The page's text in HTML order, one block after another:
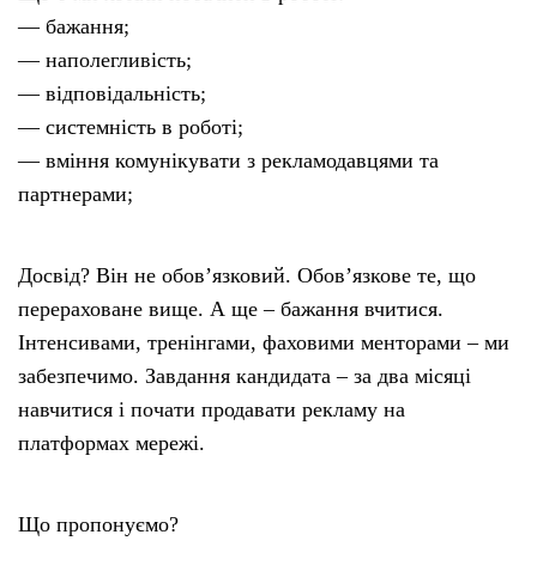
— бажання;
— наполегливість;
— відповідальність;
— системність в роботі;
— вміння комунікувати з рекламодавцями та
партнерами;
Досвід? Він не обов’язковий. Обов’язкове те, що
перераховане вище. А ще – бажання вчитися.
Інтенсивами, тренінгами, фаховими менторами – ми
забезпечимо. Завдання кандидата – за два місяці
навчитися і почати продавати рекламу на
платформах мережі.
Що пропонуємо?